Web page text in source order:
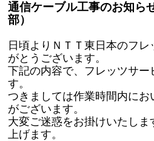
通信ケーブル工事のお知ら
部）
日頃よりＮＴＴ東日本のフ
がとうございます。
下記の内容で、フレッツサ
す。
つきましては作業時間内に
がございます。
大変ご迷惑をお掛けいたし
上げます。